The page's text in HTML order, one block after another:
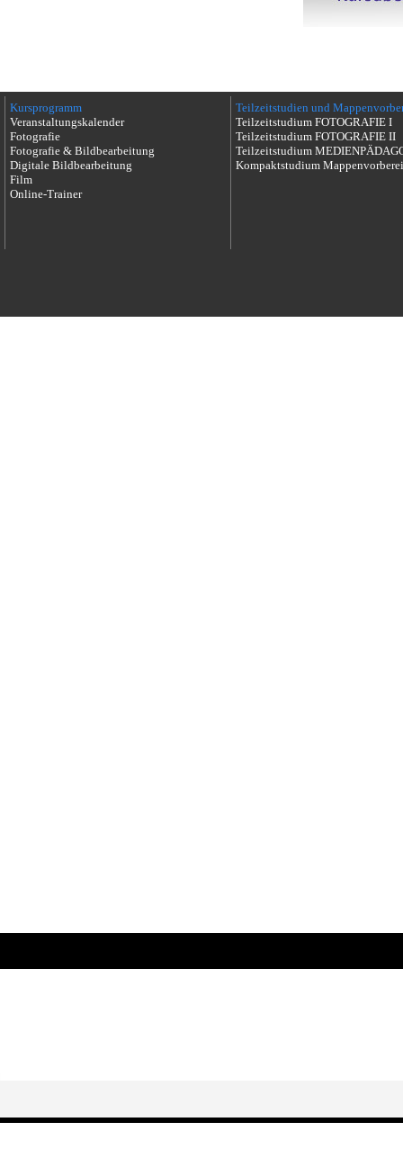
Kursprogramm
Veranstaltungskalender
Fotografie
Fotografie & Bildbearbeitung
Digitale Bildbearbeitung
Film
Online-Trainer
Teilzeitstudien und
Teilzeitstudium FOTOGRAFIE I
Teilzeitstudium FOTOGRAFIE II
Teilzeitstudium
Kompaktstudium